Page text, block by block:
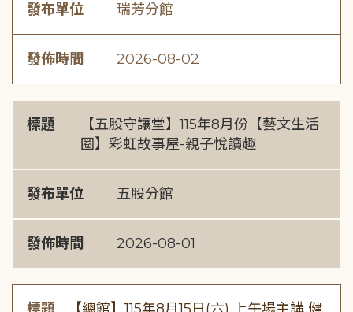
發布單位 瑞芳分館
發佈時間 2026-08-02
標題
【五股守讓堂】115年8月份【藝文生活
圈】彩虹故事屋-親子悅讀趣
發布單位 五股分館
發佈時間 2026-08-01